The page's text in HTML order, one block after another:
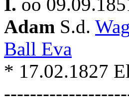
I. oo
Adam S.d.
Ball Eva
* 17.02.1827